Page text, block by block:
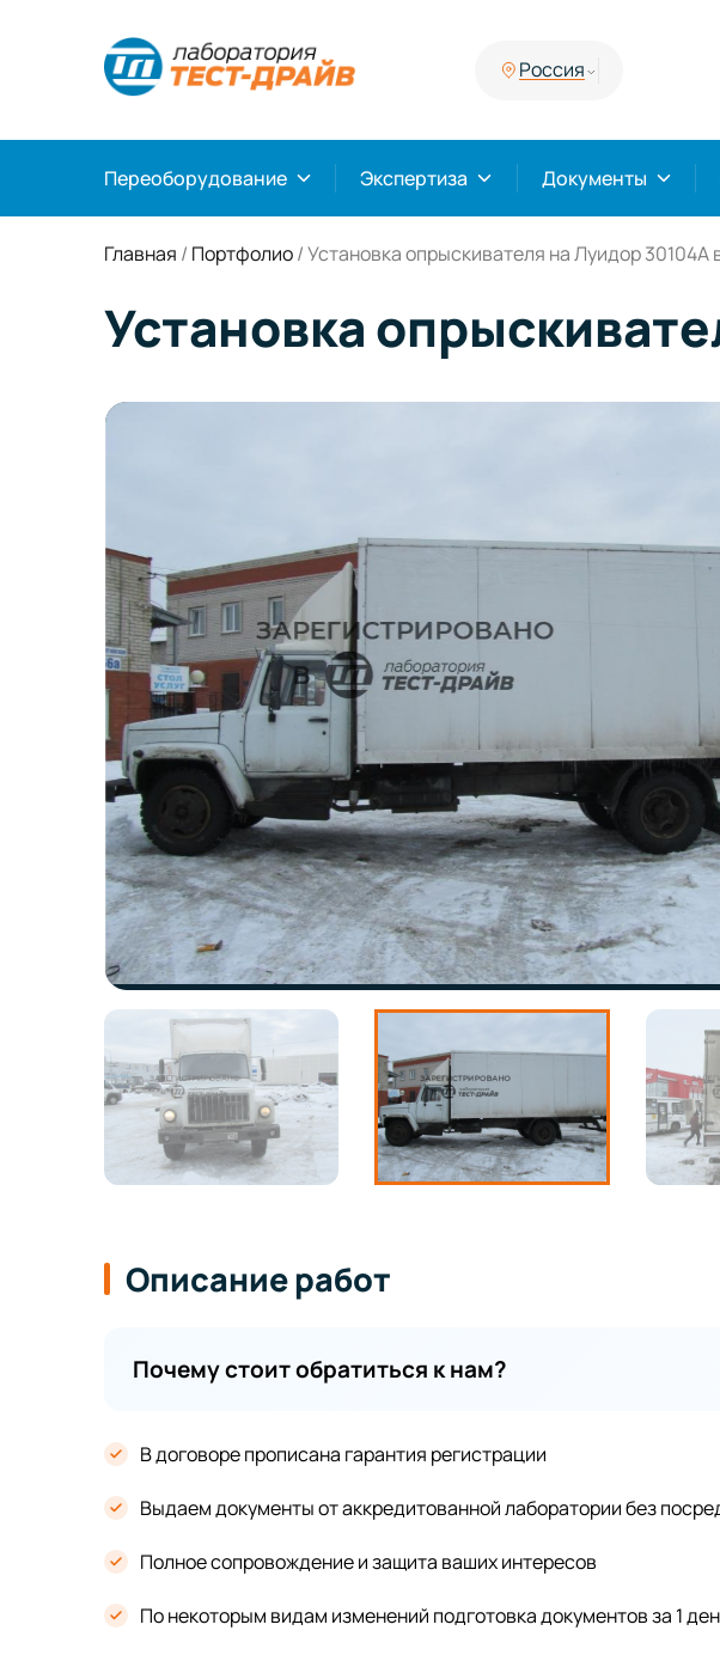
Россия
Переоборудование Экспертиза Документы
Главная / Портфолио/Установка опрыскивателя на Луидор 30104А
Установка
Описание работ
Почему стоит обратиться к нам?
В договоре прописана гарантия регистрации
Выдаем документы от аккредитованной лаборатории без
Полное сопровождение и защита ваших интересов
По некоторым видам изменений подготовка документов за 1